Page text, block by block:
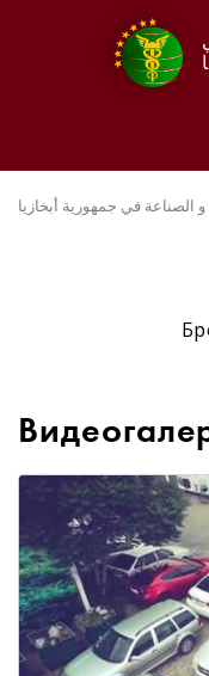
الصناعة في جمهورية أبخازيا